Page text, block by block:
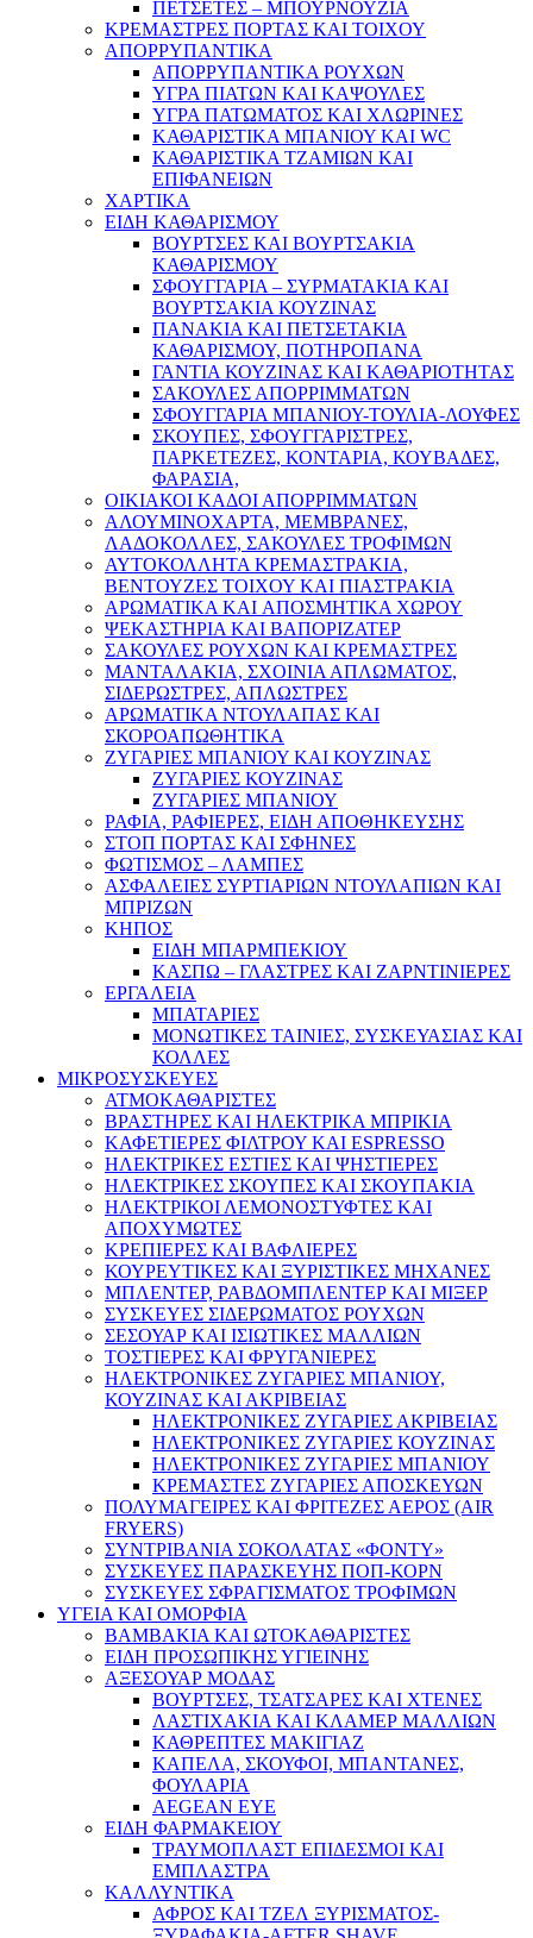
ΠΕΤΣΕΤΕΣ – ΜΠΟΥΡΝΟΥΖΙΑ
ΚΡΕΜΑΣΤΡΕΣ ΠΟΡΤΑΣ ΚΑΙ ΤΟΙΧΟΥ
ΑΠΟΡΡΥΠΑΝΤΙΚΑ
ΑΠΟΡΡΥΠΑΝΤΙΚΑ ΡΟΥΧΩΝ
ΥΓΡΑ ΠΙΑΤΩΝ ΚΑΙ ΚΑΨΟΥΛΕΣ
ΥΓΡΑ ΠΑΤΩΜΑΤΟΣ ΚΑΙ ΧΛΩΡΙΝΕΣ
ΚΑΘΑΡΙΣΤΙΚΑ ΜΠΑΝΙΟΥ ΚΑΙ WC
ΚΑΘΑΡΙΣΤΙΚΑ ΤΖΑΜΙΩΝ ΚΑΙ
ΕΠΙΦΑΝΕΙΩΝ
ΧΑΡΤΙΚΑ
ΕΙΔΗ ΚΑΘΑΡΙΣΜΟΥ
ΒΟΥΡΤΣΕΣ ΚΑΙ ΒΟΥΡΤΣΑΚΙΑ
ΚΑΘΑΡΙΣΜΟΥ
ΣΦΟΥΓΓΑΡΙΑ – ΣΥΡΜΑΤΑΚΙΑ ΚΑΙ
ΒΟΥΡΤΣΑΚΙΑ ΚΟΥΖΙΝΑΣ
ΠΑΝΑΚΙΑ ΚΑΙ ΠΕΤΣΕΤΑΚΙΑ
ΚΑΘΑΡΙΣΜΟΥ, ΠΟΤΗΡΟΠΑΝΑ
ΓΑΝΤΙΑ ΚΟΥΖΙΝΑΣ ΚΑΙ ΚΑΘΑΡΙΟΤΗΤΑΣ
ΣΑΚΟΥΛΕΣ ΑΠΟΡΡΙΜΜΑΤΩΝ
ΣΦΟΥΓΓΑΡΙΑ ΜΠΑΝΙΟΥ-ΤΟΥΛΙΑ-ΛΟΥΦΕΣ
ΣΚΟΥΠΕΣ, ΣΦΟΥΓΓΑΡΙΣΤΡΕΣ,
ΠΑΡΚΕΤΕΖΕΣ, ΚΟΝΤΑΡΙΑ, ΚΟΥΒΑΔΕΣ,
ΦΑΡΑΣΙΑ,
ΟΙΚΙΑΚΟΙ ΚΑΔΟΙ ΑΠΟΡΡΙΜΜΑΤΩΝ
ΑΛΟΥΜΙΝΟΧΑΡΤΑ, ΜΕΜΒΡΑΝΕΣ,
ΛΑΔΟΚΟΛΛΕΣ, ΣΑΚΟΥΛΕΣ ΤΡΟΦΙΜΩΝ
ΑΥΤΟΚΟΛΛΗΤΑ ΚΡΕΜΑΣΤΡΑΚΙΑ,
ΒΕΝΤΟΥΖΕΣ ΤΟΙΧΟΥ ΚΑΙ ΠΙΑΣΤΡΑΚΙΑ
ΑΡΩΜΑΤΙΚΑ KAI ΑΠΟΣΜΗΤΙΚΑ ΧΩΡΟΥ
ΨΕΚΑΣΤΗΡΙΑ ΚΑΙ ΒΑΠΟΡΙΖΑΤΕΡ
ΣΑΚΟΥΛΕΣ ΡΟΥΧΩΝ ΚΑΙ ΚΡΕΜΑΣΤΡΕΣ
ΜΑΝΤΑΛΑΚΙΑ, ΣΧΟΙΝΙΑ ΑΠΛΩΜΑΤΟΣ,
ΣΙΔΕΡΩΣΤΡΕΣ, ΑΠΛΩΣΤΡΕΣ
ΑΡΩΜΑΤΙΚΑ ΝΤΟΥΛΑΠΑΣ ΚΑΙ
ΣΚΟΡΟΑΠΩΘΗΤΙΚΑ
ΖΥΓΑΡΙΕΣ ΜΠΑΝΙΟΥ ΚΑΙ ΚΟΥΖΙΝΑΣ
ΖΥΓΑΡΙΕΣ ΚΟΥΖΙΝΑΣ
ΖΥΓΑΡΙΕΣ ΜΠΑΝΙΟΥ
ΡΑΦΙΑ, ΡΑΦΙΕΡΕΣ, ΕΙΔΗ ΑΠΟΘΗΚΕΥΣΗΣ
ΣΤΟΠ ΠΟΡΤΑΣ ΚΑΙ ΣΦΗΝΕΣ
ΦΩΤΙΣΜΟΣ – ΛΑΜΠΕΣ
ΑΣΦΑΛΕΙΕΣ ΣΥΡΤΙΑΡΙΩΝ ΝΤΟΥΛΑΠΙΩΝ ΚΑΙ
ΜΠΡΙΖΩΝ
ΚΗΠΟΣ
ΕΙΔΗ ΜΠΑΡΜΠΕΚΙΟΥ
ΚΑΣΠΩ – ΓΛΑΣΤΡΕΣ ΚΑΙ ΖΑΡΝΤΙΝΙΕΡΕΣ
ΕΡΓΑΛΕΙΑ
ΜΠΑΤΑΡΙΕΣ
ΜΟΝΩΤΙΚΕΣ ΤΑΙΝΙΕΣ, ΣΥΣΚΕΥΑΣΙΑΣ ΚΑΙ
ΚΟΛΛΕΣ
ΜΙΚΡΟΣΥΣΚΕΥΕΣ
ΑΤΜΟΚΑΘΑΡΙΣΤΕΣ
ΒΡΑΣΤΗΡΕΣ ΚΑΙ ΗΛΕΚΤΡΙΚΑ ΜΠΡΙΚΙΑ
ΚΑΦΕΤΙΕΡΕΣ ΦΙΛΤΡΟΥ ΚΑΙ ESPRESSO
ΗΛΕΚΤΡΙΚΕΣ ΕΣΤΙΕΣ ΚΑΙ ΨΗΣΤΙΕΡΕΣ
ΗΛΕΚΤΡΙΚΕΣ ΣΚΟΥΠΕΣ ΚΑΙ ΣΚΟΥΠΑΚΙΑ
ΗΛΕΚΤΡΙΚΟΙ ΛΕΜΟΝΟΣΤΥΦΤΕΣ ΚΑΙ
ΑΠΟΧΥΜΩΤΕΣ
ΚΡΕΠΙΕΡΕΣ ΚΑΙ ΒΑΦΛΙΕΡΕΣ
ΚΟΥΡΕΥΤΙΚΕΣ ΚΑΙ ΞΥΡΙΣΤΙΚΕΣ ΜΗΧΑΝΕΣ
ΜΠΛΕΝΤΕΡ, ΡΑΒΔΟΜΠΛΕΝΤΕΡ ΚΑΙ ΜΙΞΕΡ
ΣΥΣΚΕΥΕΣ ΣΙΔΕΡΩΜΑΤΟΣ ΡΟΥΧΩΝ
ΣΕΣΟΥΑΡ ΚΑΙ ΙΣΙΩΤΙΚΕΣ ΜΑΛΛΙΩΝ
ΤΟΣΤΙΕΡΕΣ ΚΑΙ ΦΡΥΓΑΝΙΕΡΕΣ
ΗΛΕΚΤΡΟΝΙΚΕΣ ΖΥΓΑΡΙΕΣ ΜΠΑΝΙΟΥ,
ΚΟΥΖΙΝΑΣ ΚΑΙ ΑΚΡΙΒΕΙΑΣ
ΗΛΕΚΤΡΟΝΙΚΕΣ ΖΥΓΑΡΙΕΣ ΑΚΡΙΒΕΙΑΣ
ΗΛΕΚΤΡΟΝΙΚΕΣ ΖΥΓΑΡΙΕΣ ΚΟΥΖΙΝΑΣ
ΗΛΕΚΤΡΟΝΙΚΕΣ ΖΥΓΑΡΙΕΣ ΜΠΑΝΙΟΥ
ΚΡΕΜΑΣΤΕΣ ΖΥΓΑΡΙΕΣ ΑΠΟΣΚΕΥΩΝ
ΠΟΛΥΜΑΓΕΙΡΕΣ ΚΑΙ ΦΡΙΤΕΖΕΣ ΑΕΡΟΣ (AIR
FRYERS)
ΣΥΝΤΡΙΒΑΝΙΑ ΣΟΚΟΛΑΤΑΣ «ΦΟΝΤΥ»
ΣΥΣΚΕΥΕΣ ΠΑΡΑΣΚΕΥΗΣ ΠΟΠ-ΚΟΡΝ
ΣΥΣΚΕΥΕΣ ΣΦΡΑΓΙΣΜΑΤΟΣ ΤΡΟΦΙΜΩΝ
ΥΓΕΙΑ ΚΑΙ ΟΜΟΡΦΙΑ
ΒΑΜΒΑΚΙΑ ΚΑΙ ΩΤΟΚΑΘΑΡΙΣΤΕΣ
ΕΙΔΗ ΠΡΟΣΩΠΙΚΗΣ ΥΓΙΕΙΝΗΣ
ΑΞΕΣΟΥΑΡ ΜΟΔΑΣ
ΒΟΥΡΤΣΕΣ, ΤΣΑΤΣΑΡΕΣ ΚΑΙ ΧΤΕΝΕΣ
ΛΑΣΤΙΧΑΚΙΑ ΚΑΙ ΚΛΑΜΕΡ ΜΑΛΛΙΩΝ
ΚΑΘΡΕΠΤΕΣ ΜΑΚΙΓΙΑΖ
ΚΑΠΕΛΑ, ΣΚΟΥΦΟΙ, ΜΠΑΝΤΑΝΕΣ,
ΦΟΥΛΑΡΙΑ
AEGEAN EYE
ΕΙΔΗ ΦΑΡΜΑΚΕΙΟΥ
ΤΡΑΥΜΟΠΛΑΣΤ ΕΠΙΔΕΣΜΟΙ ΚΑΙ
ΕΜΠΛΑΣΤΡΑ
ΚΑΛΛΥΝΤΙΚΑ
ΑΦΡΟΣ ΚΑΙ ΤΖΕΛ ΞΥΡΙΣΜΑΤΟΣ-